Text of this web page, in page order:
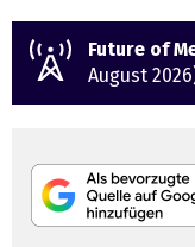
Future of
August